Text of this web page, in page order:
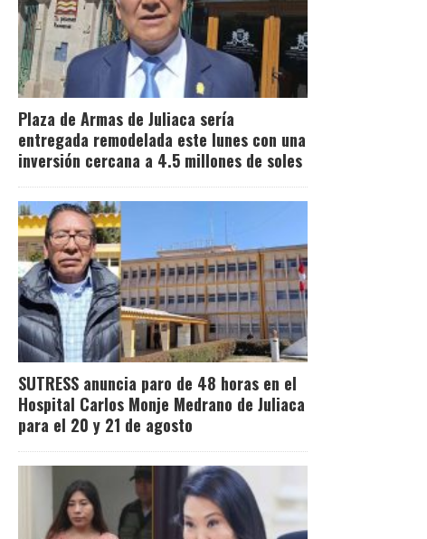
Plaza de Armas de Juliaca sería
entregada remodelada este lunes con una
inversión cercana a 4.5 millones de soles
SUTRESS anuncia paro de 48 horas en el
Hospital Carlos Monje Medrano de Juliaca
para el 20 y 21 de agosto